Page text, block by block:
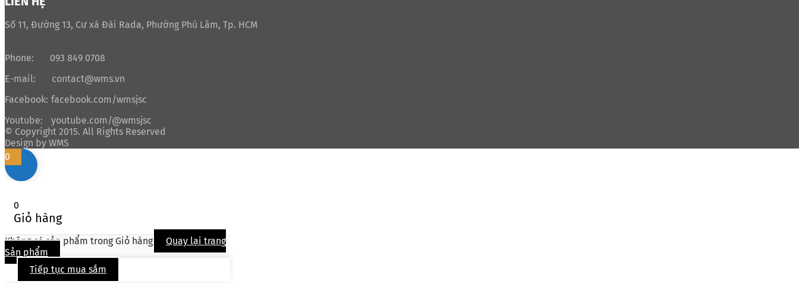
Số 11, Đường 13, Cư xá Đài Rada, Phường Phú Lâm, Tp. HCM
Phone:
093 849 0708
E-mail:
contact@wms.vn
Facebook: facebook.com/wmsjsc
Youtube:
youtube.com/@wmsjsc
© Copyright 2015. All Rights Reserved
Design by WMS
0
0
Giỏ hàng
Không có sản phẩm trong Giỏ hàng
Quay lại trang
Sản phẩm
Tiếp tục mua sắm